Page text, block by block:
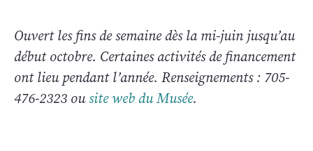
Ouvert les fins de semaine dès la mi-juin jusqu’au
début octobre. Certaines activités de financement
ont lieu pendant l’année. Renseignements : 705-
476-2323 ousite web du Musée.